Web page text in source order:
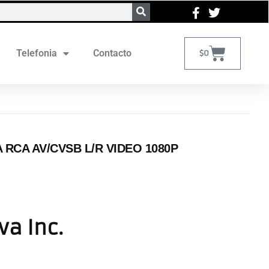
Telefonia Contacto $0
AV/CVSB L/R VIDEO 1080P
Inc.